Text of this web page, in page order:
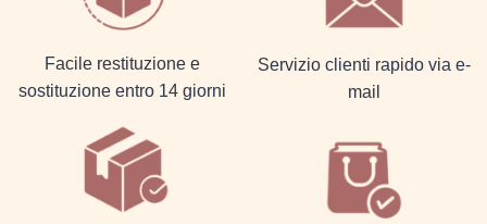
Facile restituzione e
sostituzione entro 14 giorni
Servizio clienti rapido via e-
mail